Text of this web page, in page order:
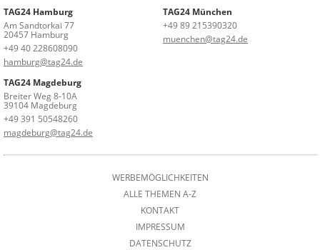
TAG24 Hamburg
Am Sandtorkai 77
20457 Hamburg
+49 40 228608090
hamburg@tag24.de
TAG24 München
+49 89 215390320
muenchen@tag24.de
TAG24 Magdeburg
Breiter Weg 8-10A
39104 Magdeburg
+49 391 50548260
magdeburg@tag24.de
WERBEMÖGLICHKEITEN
ALLE THEMEN A-Z
KONTAKT
IMPRESSUM
DATENSCHUTZ